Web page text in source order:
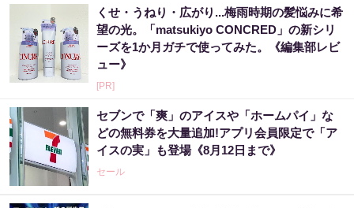
くせ・うねり・広がり...梅雨時期の髪悩みに希
望の光。「matsukiyo CONCRED」の新シリ
ーズを1か月ガチで使ってみた。《編集部レビ
ュー》
[PR]
セブンで「爽」のアイスや「ホームパイ」な
どの無料券を大量追加!アプリ会員限定で「ア
イスの実」も登場《8月12日まで》
セール